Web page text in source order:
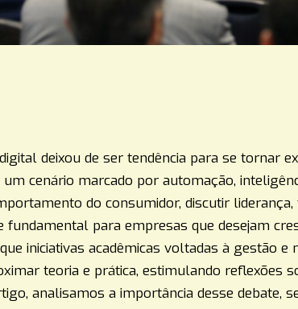
deixou de ser tendência para se tornar
cenário marcado por automação,
do consumidor, discutir
para empresas que desejam
iniciativas acadêmicas voltadas à gestão e
teoria e prática, estimulando reflexões
analisamos a importância desse debate,